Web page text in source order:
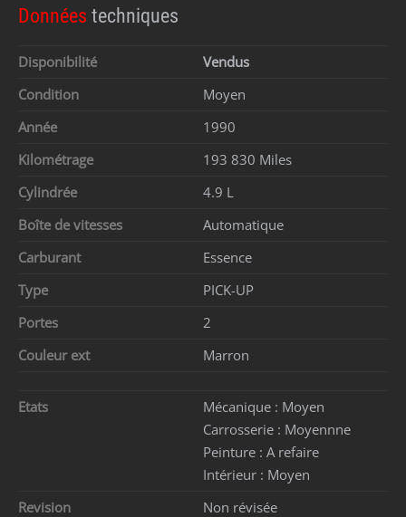
Données techniques
Disponibilité
Vendus
Condition
Moyen
Année
1990
Kilométrage
193 830 Miles
Cylindrée
4.9 L
Boîte de vitesses
Automatique
Carburant
Essence
Type
PICK-UP
Portes
2
Couleur ext
Marron
Etats Mécanique : Moyen
Carrosserie : Moyennne
Peinture : A refaire
Intérieur : Moyen
Revision
Non révisée